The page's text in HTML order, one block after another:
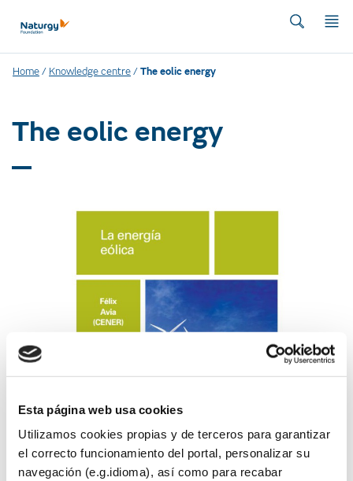
Esta página web usa cookies
Utilizamos cookies propias y de terceros para garantizar
el correcto funcionamiento del portal, personalizar su
navegación (e.g.idioma), así como para recabar
Home/ Knowledge centre/The eolic energy
The eolic energy